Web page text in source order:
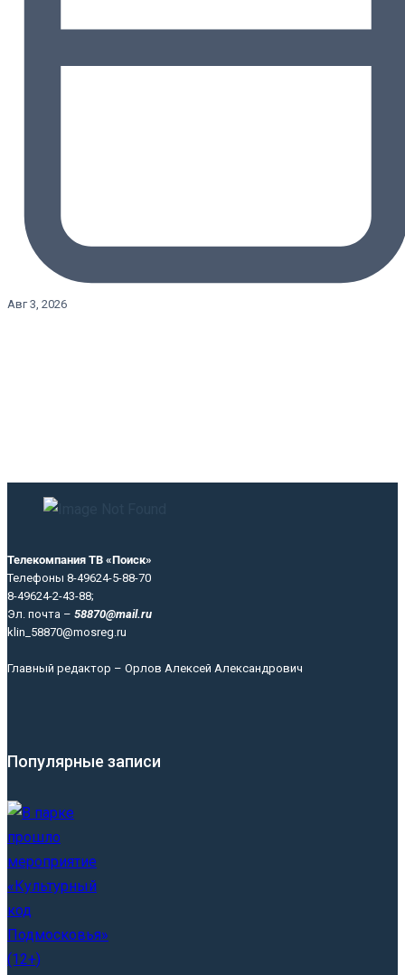
Авг 3, 2026
Телекомпания ТВ «Поиск»
Телефоны 8-49624-5-88-70
8-49624-2-43-88;
Эл. почта – 58870@mail.ru
klin_58870@mosreg.ru
Главный редактор – Орлов Алексей Александрович
Популярные записи